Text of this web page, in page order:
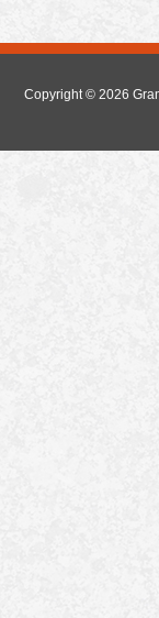
Copyright © 2026